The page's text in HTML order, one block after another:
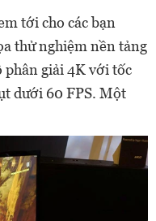
tới cho các bạn
thử nghiệm nền tảng
phân giải 4K với tốc
dưới 60 FPS. Một